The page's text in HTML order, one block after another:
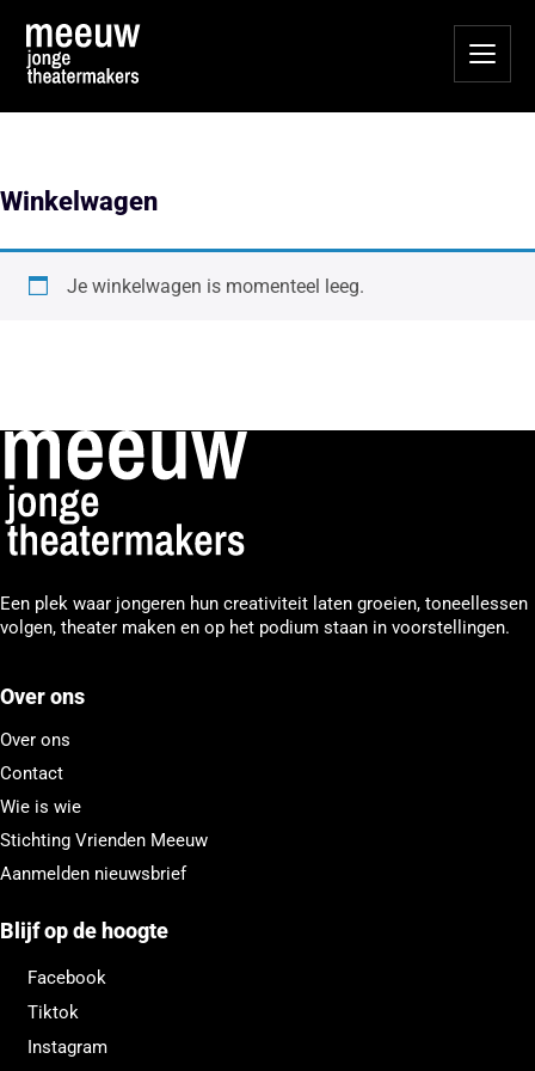
Winkelwagen
Je winkelwagen is momenteel leeg.
Een plek waar jongeren hun creativiteit laten groeien, toneellessen
volgen, theater maken en op het podium staan in voorstellingen.
Over ons
Over ons
Contact
Wie is wie
Stichting Vrienden Meeuw
Aanmelden nieuwsbrief
Blijf op de hoogte
Facebook
Tiktok
Instagram